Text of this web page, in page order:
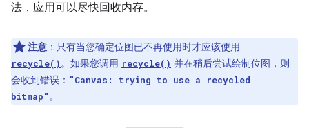
法，应用可以尽快回收内存。
注意 ：只有当您确定位图已不再使用时才应该使用
recycle()。如果您调用 recycle() 并在稍后尝试绘制位图，则
会收到错误： "Canvas: trying to use a recycled
bitmap"。